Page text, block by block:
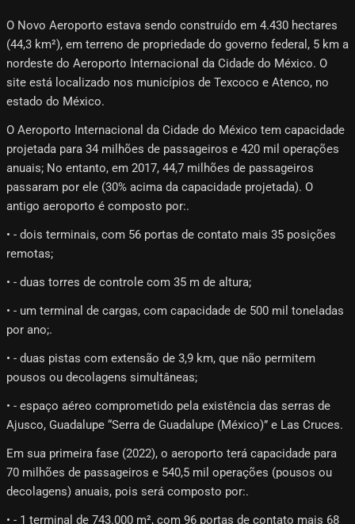
O Novo Aeroporto estava sendo construído em 4.430 hectares
(44,3 km²), em terreno de propriedade do governo federal, 5 km a
nordeste do Aeroporto Internacional da Cidade do México. O
site está localizado nos municípios de Texcoco e Atenco, no
estado do México.
O Aeroporto Internacional da Cidade do México tem capacidade
projetada para 34 milhões de passageiros e 420 mil operações
anuais; No entanto, em 2017, 44,7 milhões de passageiros
passaram por ele (30% acima da capacidade projetada). O
antigo aeroporto é composto por:.
• - dois terminais, com 56 portas de contato mais 35 posições
remotas;
• - duas torres de controle com 35 m de altura;
• - um terminal de cargas, com capacidade de 500 mil toneladas
por ano;.
• - duas pistas com extensão de 3,9 km, que não permitem
pousos ou decolagens simultâneas;
• - espaço aéreo comprometido pela existência das serras de
Ajusco, Guadalupe “Serra de Guadalupe (México)” e Las Cruces.
Em sua primeira fase (2022), o aeroporto terá capacidade para
70 milhões de passageiros e 540,5 mil operações (pousos ou
decolagens) anuais, pois será composto por:.
• - 1 terminal de 743.000 m², com 96 portas de contato mais 68